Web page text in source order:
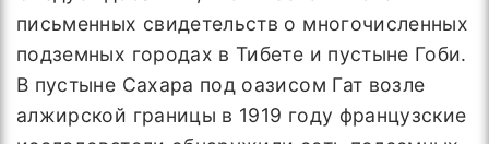
письменных свидетельств о многочисленных
подземных городах в Тибете и пустыне Гоби.
В пустыне Сахара под оазисом Гат возле
алжирской границы в 1919 году французские